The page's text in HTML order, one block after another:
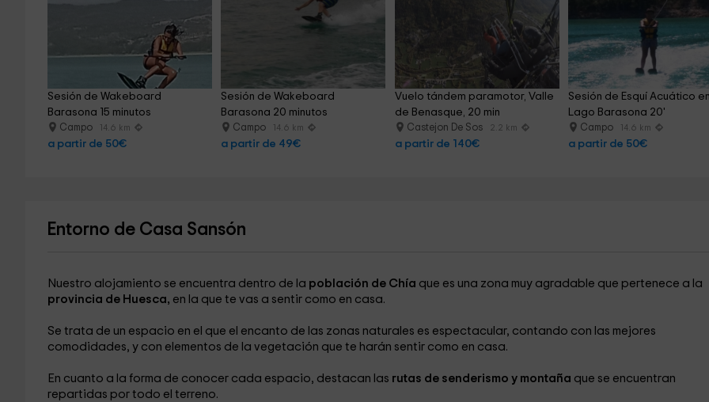
Sesión de Wakeboard
Barasona 15 minutos
Campo 14.6 km
a partir de 50€
Sesión de Wakeboard
Barasona 20 minutos
Campo 14.6 km
a partir de 49€
Vuelo tándem paramotor, Valle
de Benasque, 20 min
Castejon De Sos 2.2 km
a partir de 140€
Sesión de Esquí Acuático
Lago Barasona 20'
Campo 14.6 km
a partir de 50€
Entorno de Casa Sansón
Nuestro alojamiento se encuentra dentro de la población de Chía que es una zona muy agradable que pertenece a la
provincia de Huesca, en la que te vas a sentir como en casa.
Se trata de un espacio en el que el encanto de las zonas naturales es espectacular, contando con las mejores
comodidades, y con elementos de la vegetación que te harán sentir como en casa.
En cuanto a la forma de conocer cada espacio, destacan las rutas de senderismo y montaña que se encuentran
repartidas por todo el terreno.